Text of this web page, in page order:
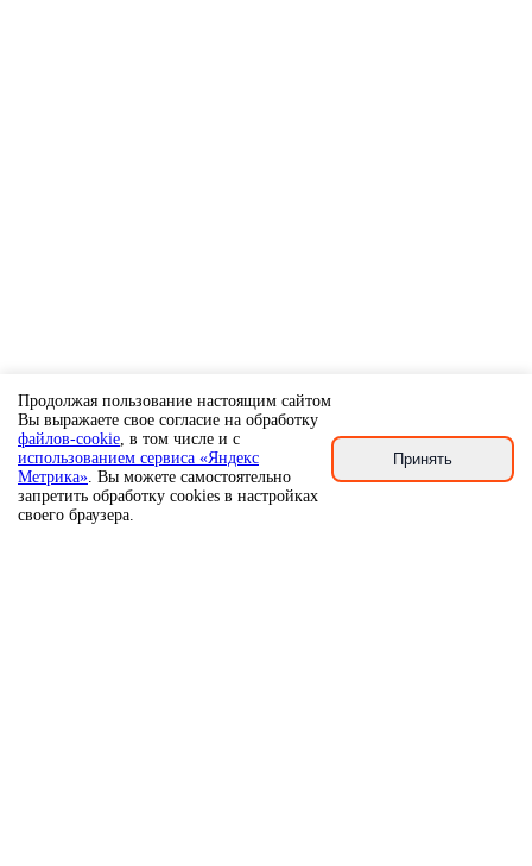
Продолжая пользование настоящим сайтом
Вы выражаете свое согласие на обработку
файлов-cookie, в том числе и с
использованием сервиса «Яндекс
Метрика». Вы можете самостоятельно
запретить обработку cookies в настройках
своего браузера.
Принять